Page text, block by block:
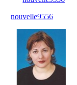
nouvelle9556